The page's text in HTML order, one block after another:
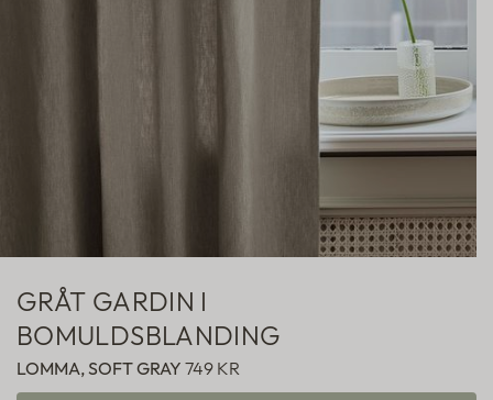
GRÅT GARDIN I
BOMULDSBLANDING
LOMMA, SOFT GRAY 749 KR